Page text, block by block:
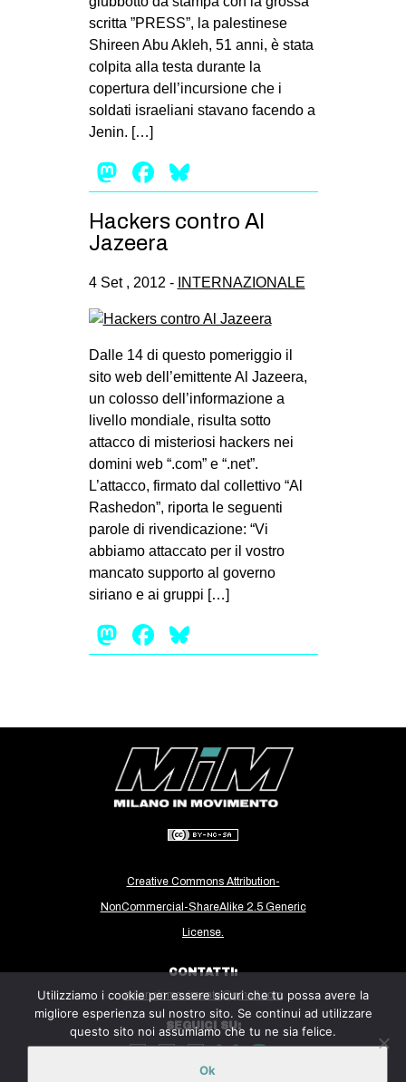
scritta ”PRESS”, la palestinese
Shireen Abu Akleh, 51 anni, è stata
colpita alla testa durante la
copertura dell’incursione che i
soldati israeliani stavano facendo a
Jenin. […]
Mastodon
Facebook
Hackers contro Al
Jazeera
4 Set , 2012 - INTERNAZIONALE
Dalle 14 di questo pomeriggio il
sito web dell’emittente Al Jazeera,
un colosso dell’informazione a
livello mondiale, risulta sotto
attacco di misteriosi hackers nei
domini web “.com” e “.net”.
L’attacco, firmato dal collettivo “Al
Rashedon”, riporta le seguenti
parole di rivendicazione: “Vi
abbiamo attaccato per il vostro
mancato supporto al governo
siriano e ai gruppi […]
Mastodon
Facebook
Creative Commons Attribution-
NonCommercial-ShareAlike 2.5 Generic
License.
CONTATTI:
milanoinmovimento@gmail.com
SEGUICI SU:
Utilizziamo i cookie per essere sicuri che tu possa avere la
migliore esperienza sul nostro sito. Se continui ad utilizzare
questo sito noi assumiamo che tu ne sia felice.
Ok